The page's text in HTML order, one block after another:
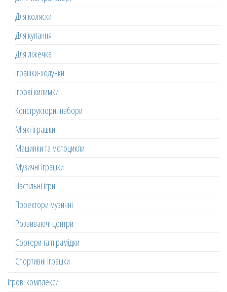
Для коляски
Для купання
Для ліжечка
Іграшки-ходунки
Ігрові килимки
Конструктори, набори
М'які іграшки
Машинки та мотоцикли
Музичні іграшки
Настільні ігри
Проектори музичні
Розвиваючі центри
Сортери та пірамідки
Спортивні іграшки
Ігрові комплекси